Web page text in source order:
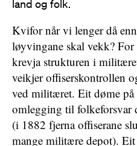
land og folk.
Kvifor når vi lenger då
løyvingane skal vekk?
krevja strukturen i
veikjer offiserskontrollen
ved militæret. Eit døme på
omlegging til folkeforsvar
(i 1882 fjerna offiserane
mange militære depot).